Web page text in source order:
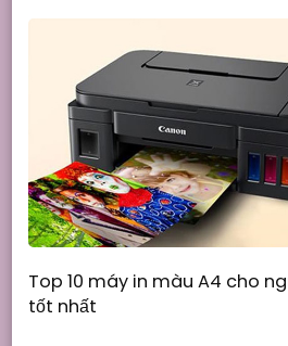
Top 10 máy in màu A4 cho
tốt nhất